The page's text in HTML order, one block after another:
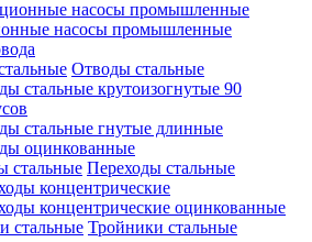
насосы промышленные
Отводы стальные
стальные крутоизогнутые 90
стальные гнутые длинные
оцинкованные
Переходы стальные
концентрические
концентрические оцинкованные
Тройники стальные